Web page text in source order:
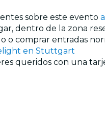
sobre este evento
dentro de la zona
o comprar entradas
en Stuttgart
queridos con una